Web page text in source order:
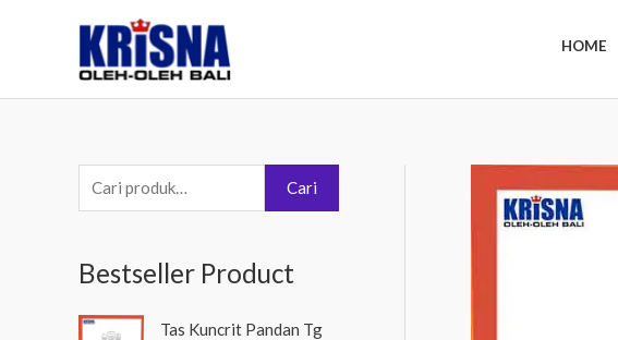
HOME
e
c
a
Cari
Bestseller Product
Tas Kuncrit Pandan Tg